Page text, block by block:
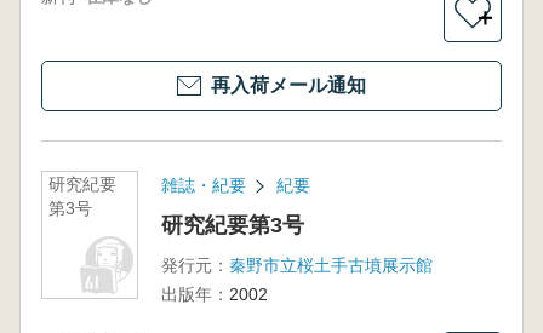
＋
再入荷メール通知
研究紀要
第3号
雑誌・紀要 紀要
研究紀要第3号
発行元： 秦野市立桜土手古墳展示館
出版年： 2002